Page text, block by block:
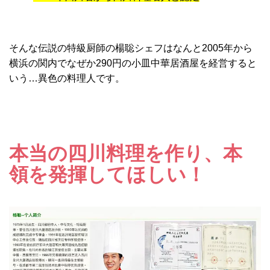
そんな伝説の特級厨師の楊聡シェフはなんと2005年から
横浜の関内でなぜか290円の小皿中華居酒屋を経営すると
いう…異色の料理人です。
本当の四川料理を作り、本
領を発揮してほしい！